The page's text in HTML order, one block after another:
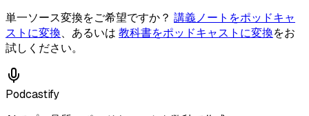
単一ソース変換をご希望ですか？ 講義ノートをポッドキャ
ストに変換、あるいは 教科書をポッドキャストに変換をお
試しください。
Podcastify